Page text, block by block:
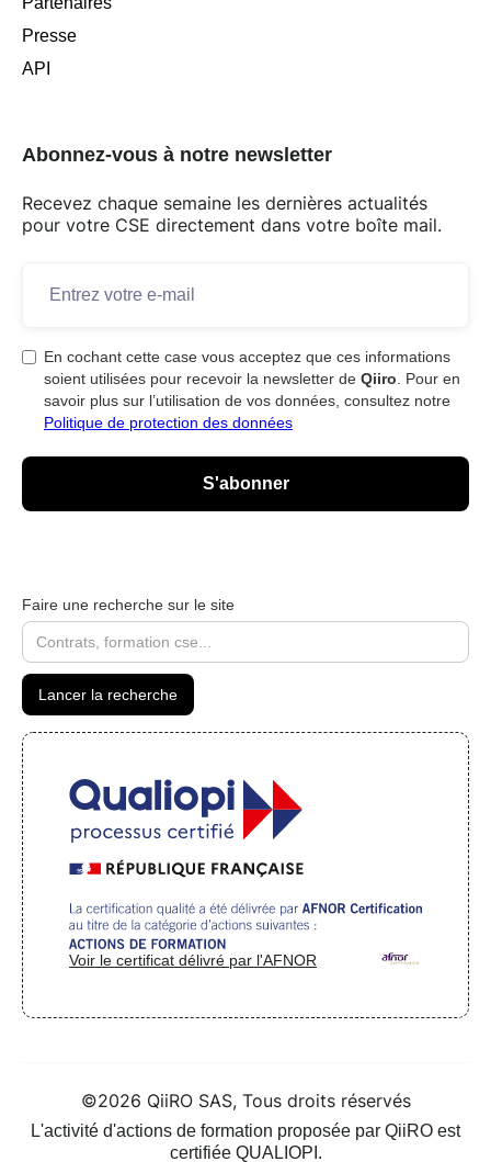
Presse
API
Abonnez-vous à notre newsletter
Recevez chaque semaine les dernières actualités
pour votre CSE directement dans votre boîte mail.
En cochant cette case vous acceptez que ces informations
soient utilisées pour recevoir la newsletter de Qiiro. Pour en
savoir plus sur l’utilisation de vos données, consultez notre
Politique de protection des données
Faire une recherche sur le site
Voir le certificat délivré par l'AFNOR
©2026 QiiRO SAS, Tous droits réservés
L'activité d'actions de formation proposée par QiiRO est
certifiée QUALIOPI.